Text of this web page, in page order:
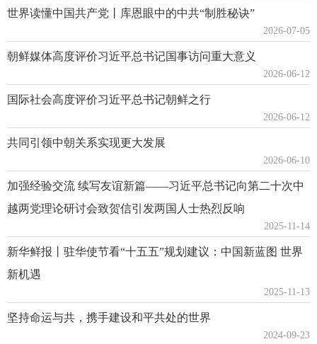
世界读懂中国共产党丨库恩眼中的中共“制胜秘诀”
2026-07-05
朝鲜媒体高度评价习近平总书记国事访问重大意义
2026-06-12
国际社会高度评价习近平总书记朝鲜之行
2026-06-12
共同引领中朝关系实现更大发展
2026-06-10
加强经验交流 续写友谊新篇——习近平总书记向第二十次中
越两党理论研讨会致贺信引发两国人士热烈反响
2025-11-14
新华鲜报丨驻华使节看“十五五”规划建议：中国新蓝图 世界
新机遇
2025-11-13
坚持命运与共，携手建设和平共处的世界
2024-09-23